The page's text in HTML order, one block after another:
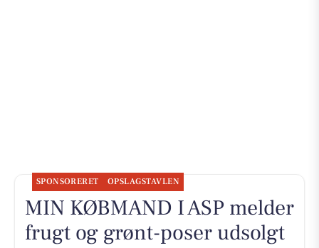
SPONSORERET OPSLAGSTAVLEN
MIN KØBMAND I ASP melder
frugt og grønt-poser udsolgt